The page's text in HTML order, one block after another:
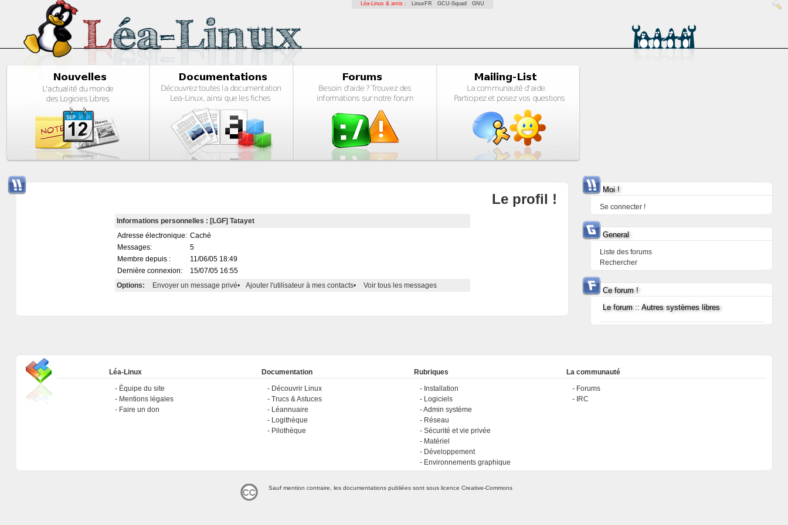
Léa-Linux & amis : LinuxFR GCU-Squad GNU
Le profil !
Informations personnelles : [LGF] Tatayet
Adresse électronique: Caché
Messages:
5
Membre depuis :
11/06/05 18:49
Dernière connexion:
15/07/05 16:55
Options:
Envoyer un message privé• Ajouter l'utilisateur à mes contacts• Voir tous les messages
Moi !
Se connecter !
General
Liste des forums
Rechercher
Ce forum !
Le forum :: Autres systèmes libres
Léa-Linux
Équipe du site
Mentions légales
Faire un don
Documentation
Découvrir Linux
Trucs & Astuces
Léannuaire
Logithèque
Pilothèque
Rubriques
Installation
Logiciels
Admin système
Réseau
Sécurité et vie privée
Matériel
Développement
Environnements graphique
La communauté
Forums
IRC
Sauf mention contraire, les documentations publiées sont sous licenceCreative-Commons